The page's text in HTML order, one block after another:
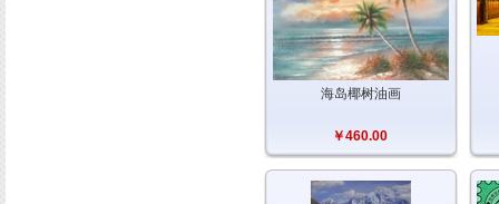
海岛椰树油画
￥460.00